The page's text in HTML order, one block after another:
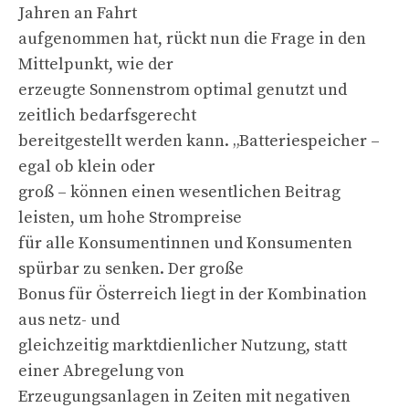
Jahren an Fahrt
aufgenommen hat, rückt nun die Frage in den
Mittelpunkt, wie der
erzeugte Sonnenstrom optimal genutzt und
zeitlich bedarfsgerecht
bereitgestellt werden kann. „Batteriespeicher –
egal ob klein oder
groß – können einen wesentlichen Beitrag
leisten, um hohe Strompreise
für alle Konsumentinnen und Konsumenten
spürbar zu senken. Der große
Bonus für Österreich liegt in der Kombination
aus netz- und
gleichzeitig marktdienlicher Nutzung, statt
einer Abregelung von
Erzeugungsanlagen in Zeiten mit negativen